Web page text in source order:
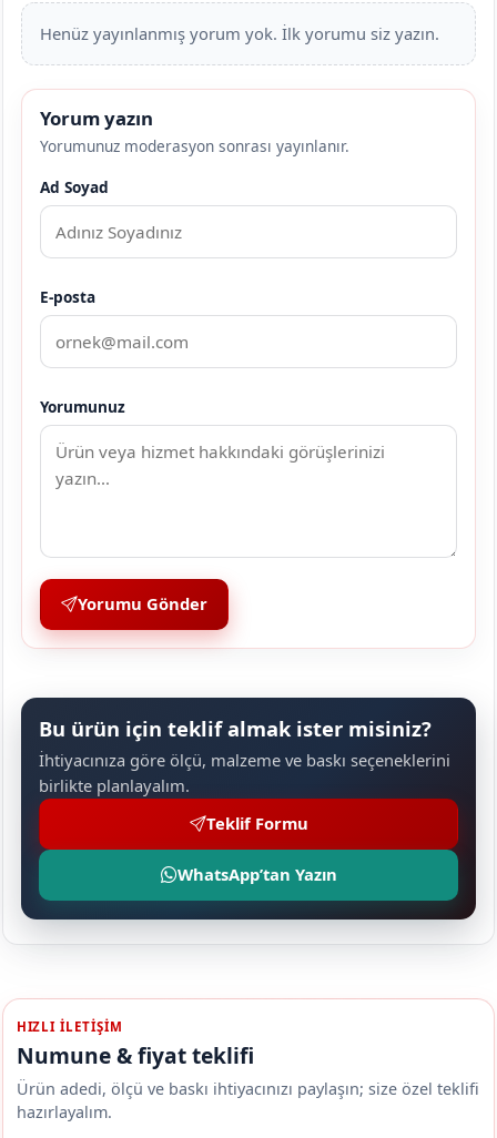
Henüz yayınlanmış yorum yok. İlk yorumu siz yazın.
Yorum yazın
Yorumunuz moderasyon sonrası yayınlanır.
Ad Soyad
E-posta
Yorumunuz
Yorumu Gönder
Bu ürün için teklif almak ister misiniz?
İhtiyacınıza göre ölçü, malzeme ve baskı seçeneklerini
birlikte planlayalım.
Teklif Formu
WhatsApp’tan Yazın
HIZLI ILETIŞIM
Numune & fiyat teklifi
Ürün adedi, ölçü ve baskı ihtiyacınızı paylaşın; size özel teklifi
hazırlayalım.